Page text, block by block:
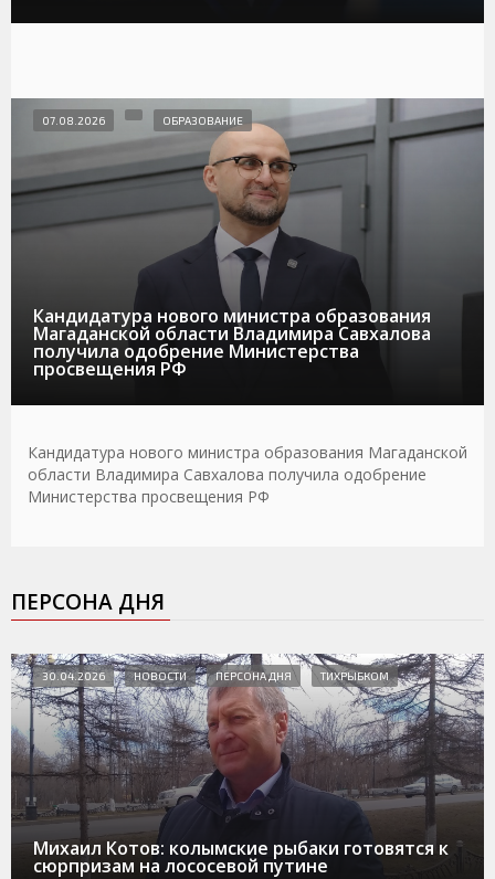
Кандидатура нового министра образования
Магаданской области Владимира Савхалова
получила одобрение Министерства
просвещения РФ
07.08.2026 ОБРАЗОВАНИЕ
Кандидатура нового министра образования Магаданской
области Владимира Савхалова получила одобрение
Министерства просвещения РФ
ПЕРСОНА ДНЯ
Михаил Котов: колымские рыбаки готовятся к
сюрпризам на лососевой путине
30.04.2026 НОВОСТИ ПЕРСОНА ДНЯ ТИХРЫБКОМ